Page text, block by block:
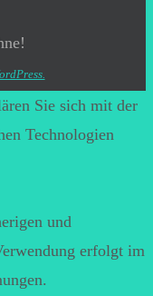
Sie sich mit der
Technologien
und
erfolgt im